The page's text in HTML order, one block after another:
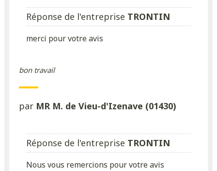
Réponse de l'entreprise TRONTIN
merci pour votre avis
bon travail
par MR M. de Vieu-d'Izenave (01430)
Réponse de l'entreprise TRONTIN
Nous vous remercions pour votre avis